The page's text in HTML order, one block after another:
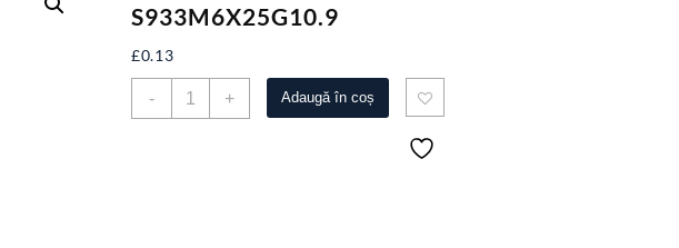
S933M6X25G10.9
£0.13
-
Cantitate+ Adaugă în coș